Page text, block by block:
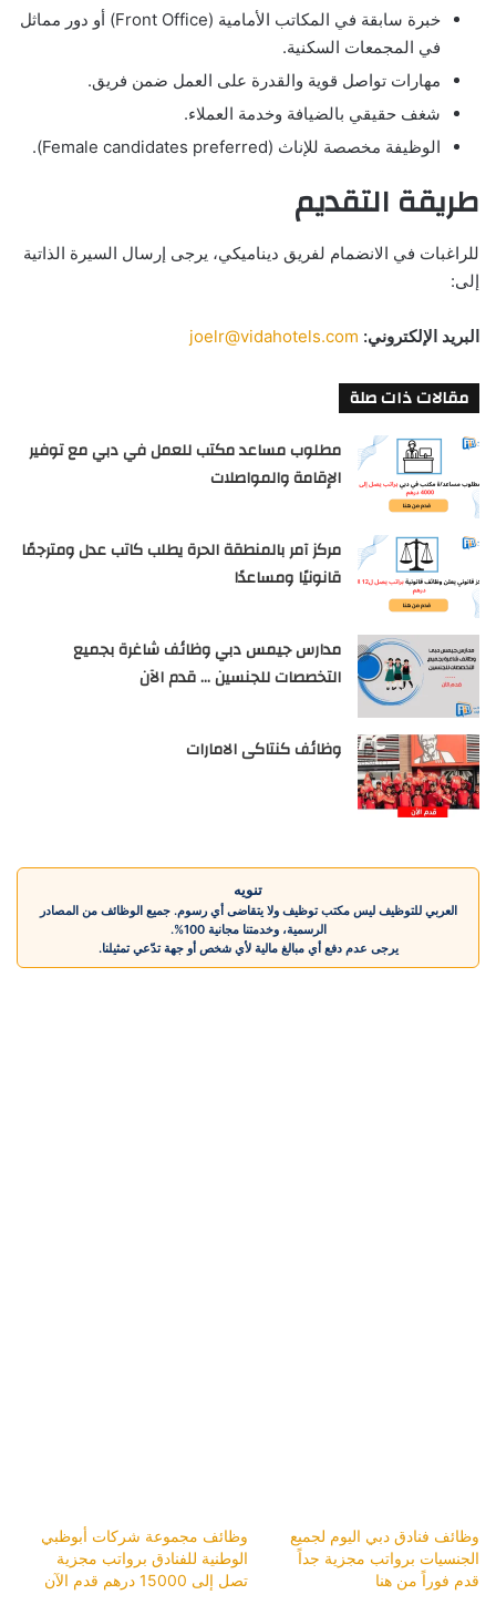
خبرة سابقة في المكاتب الأمامية (Front Office) أو دور مماثل
في المجمعات السكنية.
مهارات تواصل قوية والقدرة على العمل ضمن فريق.
شغف حقيقي بالضيافة وخدمة العملاء.
الوظيفة مخصصة للإناث (Female candidates preferred).
طريقة التقديم
للراغبات في الانضمام لفريق ديناميكي، يرجى إرسال السيرة الذاتية
إلى:
البريد الإلكتروني: joelr@vidahotels.com
مقالات ذات صلة
مطلوب مساعد مكتب للعمل في دبي مع توفير
الإقامة والمواصلات
مركز آمر بالمنطقة الحرة يطلب كاتب عدل ومترجمًا
قانونيًا ومساعدًا
مدارس جيمس دبي وظائف شاغرة بجميع
التخصصات للجنسين … قدم الآن
وظائف كنتاكى الامارات
تنويه
العربي للتوظيف ليس مكتب توظيف ولا يتقاضى أي رسوم. جميع الوظائف من المصادر
الرسمية، وخدمتنا مجانية 100%.
يرجى عدم دفع أي مبالغ مالية لأي شخص أو جهة تدّعي تمثيلنا.
وظائف فنادق دبي اليوم لجميع
الجنسيات برواتب مجزية جداً
قدم فوراً من هنا
وظائف مجموعة شركات أبوظبي
الوطنية للفنادق برواتب مجزية
تصل إلى 15000 درهم قدم الآن